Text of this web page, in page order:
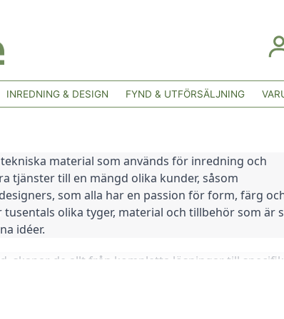
INREDNING & DESIGN FYND & UTFÖRSÄLJNING
material som används för inredning och
tjänster till en mängd olika kunder, såsom
som alla har en passion för form, färg
olika tyger, material och tillbehör som är
idéer.
skapar de allt från kompletta lösningar till
över sitt arv, som sträcker sig tillbaka till 1886 då
Vaddfabrik. Idag är företaget fortfarande i
upp under åren som gör att de kan erbjuda